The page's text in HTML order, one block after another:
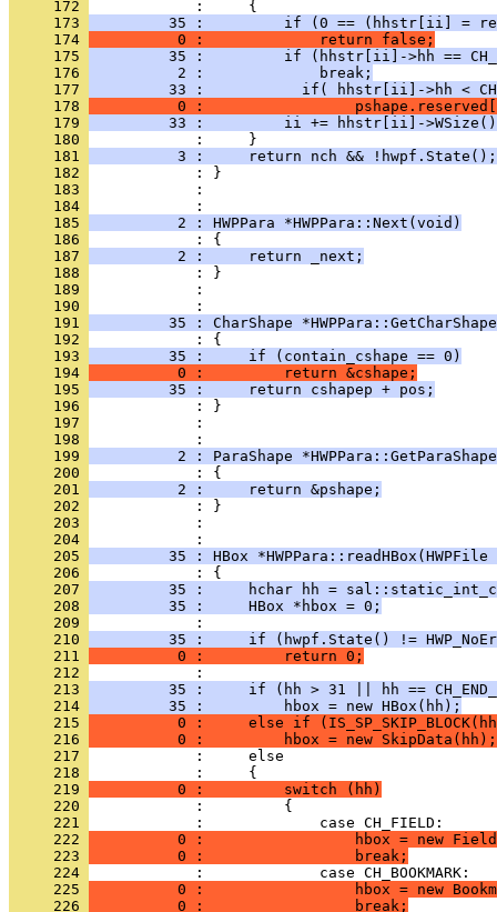
     172
     173
35 :         if (0 == (hhstr[ii] =
     174
          0 :             return false;
     175
35 :         if (hhstr[ii]->hh ==
     176
          2 :             break;
     177
33 :           if( hhstr[ii]->hh <
     178
0 :
     179
33 :         ii += hhstr[ii]-
     180
     181
          3 :     return nch && !hwpf.State();
     182
     183
            :
     184
     185
          2 : HWPPara *HWPPara::Next(void)
     186
     187
          2 :     return _next;
     188
     189
            :
     190
     191
35 : CharShape
     192
     193
         35 :     if (contain_cshape == 0)
     194
          0 :         return &cshape;
     195
         35 :     return cshapep + pos;
     196
     197
            :
     198
     199
2 : ParaShape
     200
     201
          2 :     return &pshape;
     202
     203
            :
     204
     205
35 : HBox *HWPPara::readHBox(HWPFile
     206
     207
35 :     hchar hh =
     208
         35 :     HBox *hbox = 0;
     209
     210
35 :     if (hwpf.State() !=
     211
          0 :         return 0;
     212
     213
35 :     if (hh > 31 || hh ==
     214
         35 :         hbox = new HBox(hh);
     215
0 :     else if
     216
          0 :         hbox = new SkipData(hh);
     217
     218
     219
          0 :         switch (hh)
     220
     221
     222
0 :                 hbox = new
     223
          0 :                 break;
     224
     225
0 :                 hbox = new
     226
          0 :                 break;